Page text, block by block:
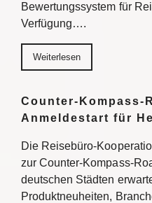
Bewertungssystem für
Verfügung….
Weiterlesen
Counter-Kompass-
Anmeldestart für
Die Reisebüro-
zur Counter-Kompass-
deutschen Städten
Produktneuheiten,